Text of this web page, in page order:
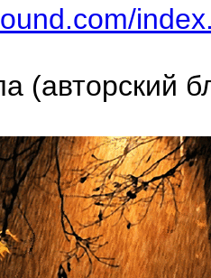
(авторский